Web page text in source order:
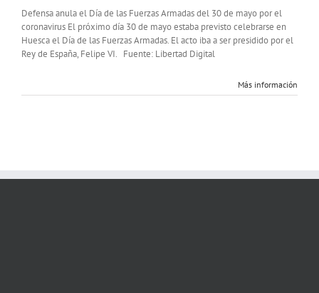
por
Coronavirus
Dia
de
en
Defensa anula el Día de las Fuerzas Armadas del 30 de mayo por el
coronavirus El próximo día 30 de mayo estaba previsto celebrarse en
Huesca el Día de las Fuerzas Armadas. El acto iba a ser presidido por el
Rey de España, Felipe VI. Fuente: Libertad Digital
Más información